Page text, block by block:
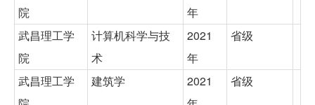
院
年
武昌理工学
院
计算机科学与技
术
2021
年
省级
武昌理工学
建筑学
2021
省级